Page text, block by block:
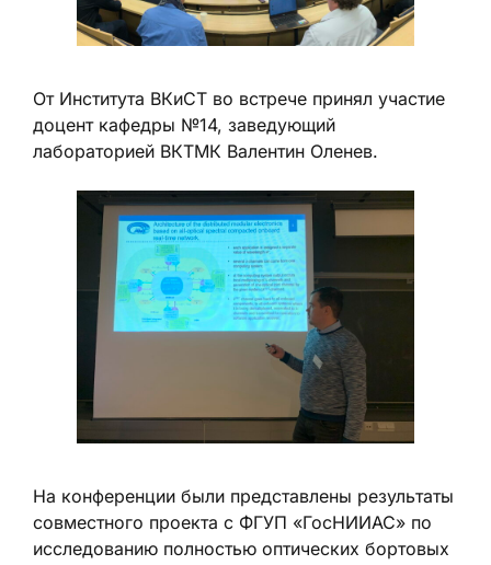
От Института ВКиСТ во встрече принял участие
доцент кафедры №14, заведующий
лабораторией ВКТМК Валентин Оленев.
На конференции были представлены результаты
совместного проекта с ФГУП «ГосНИИАС» по
исследованию полностью оптических бортовых